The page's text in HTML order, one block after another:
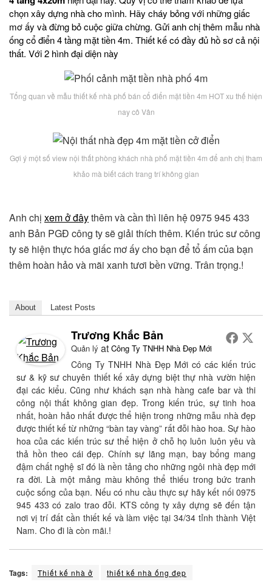
chọn xây dựng nhà cho mình. Hãy cháy bỏng với những giấc
mơ ấy và đừng bỏ cuộc giữa chừng. Gửi anh chị thêm mẫu nhà
ống cổ điển 4 tầng mặt tiền 4m. Thiết kế có đầy đủ hồ sơ cả nội
thất. Với 2 hình đại diện này
Tổng quan về mẫu thiết kế nhà phố bán cổ điển mặt tiền 4m HOT xu thế hiện
nay cô Vân
Gợi ý một số view nội thất phòng khách nhà phố mặt tiền 4m để anh chị tham
khảo mà biết cách trang trí không gian
Anh chị xem ở đâythêm và cần thì liên hệ 0975 945 433
anh Bản PGĐ công ty sẽ giải thích thêm. Kiến trúc sư công
ty sẽ hiện thực hóa giấc mơ ấy cho bạn để tổ ấm của bạn
thêm hoàn hảo và mãi xanh tươi bền vững. Trân trọng.!
About Latest Posts
Trương Khắc Bản
Quản lý at Công Ty TNHH Nhà Đẹp Mới
Công Ty TNHH Nhà Đẹp Mới có các kiến trúc
sư & kỹ sư chuyên thiết kế xây dựng biệt thự nhà vườn hiện
đại các kiểu. Cũng như khách sạn nhà hàng cafe bar và thi
công nội thất không gian đẹp. Trong kiến trúc, sự tinh hoa
nhất, hoàn hảo nhất được thể hiện trong những mẫu nhà đẹp
được thiết kế từ những “bàn tay vàng” rất đỗi hào hoa. Sự hào
hoa của các kiến trúc sư thể hiện ở chỗ họ luôn luôn yêu và
thả hồn theo cái đẹp. Chính sự lãng mạn, bay bổng mang
đậm chất nghệ sĩ đó là nền tảng cho những ngôi nhà đẹp mới
ra đời. Là một mảng màu không thể thiếu trong bức tranh
cuộc sống của bạn. Nếu có nhu cầu thực sự hãy kết nối 0975
945 433 có zalo trao đỗi. KTS công ty xây dựng sẽ đến tận
nơi vị trí đất cần thiết kế và làm việc tại 34/34 tỉnh thành Việt
Nam. Cho đi là còn mãi.!
Tags: Thiết kế nhà ở
thiết kế nhà ống đẹp